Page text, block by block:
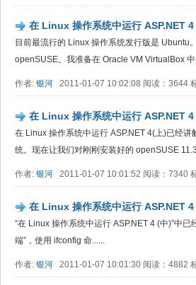
在 Linux 操作系统中运行 ASP.NET 4
目前最流行的 Linux 操作系统发行版是 Ubuntu
openSUSE。我准备在 Oracle VM VirtualBox 中
作者: 银河 2011-01-07 10:02:08 阅读：3644
在 Linux 操作系统中运行 ASP.NET 4
在 Linux 操作系统中运行 ASP.NET 4(上)已经
统。现在让我们对刚刚安装好的 openSUSE
作者: 银河 2011-01-07 10:01:52 阅读：7340
在 Linux 操作系统中运行 ASP.NET 4
“在 Linux 操作系统中运行 ASP.NET 4 (中)”中
端”，使用 ifconfig 命......
作者: 银河 2011-01-07 10:01:30 阅读：4882